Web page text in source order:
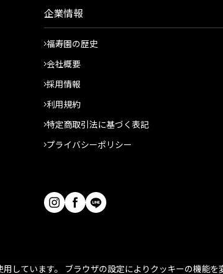
企業情報
福寿園の歴史
会社概要
採用情報
利用規約
特定商取引法に基づく表記
プライバシーポリシー
しています。 ブラウザの設定によりクッキーの機能